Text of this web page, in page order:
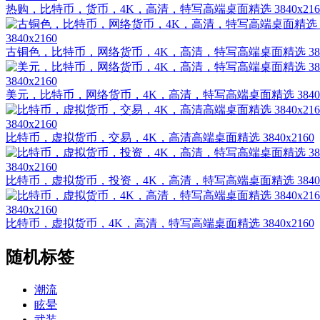
热购，比特币，货币，4K，高清，特写高端桌面精选
3840x2160
古铜色，比特币，网络货币，4K，高清，特写高端桌面精选
3840x2160
美元，比特币，网络货币，4K，高清，特写高端桌面精选
3840x2160
比特币，虚拟货币，交易，4K，高清高端桌面精选 3840x2160
3840x2160
比特币，虚拟货币，投资，4K，高清，特写高端桌面精选
3840x2160
比特币，虚拟货币，4K，高清，特写高端桌面精选 3840x2160
随机标签
潮流
眩晕